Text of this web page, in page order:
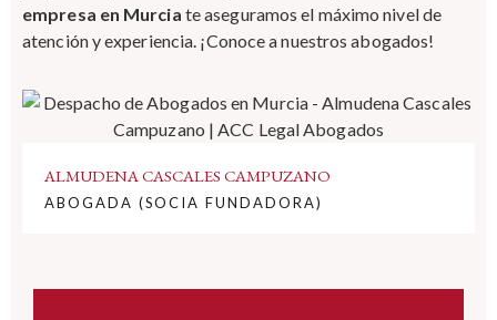
empresa en Murcia te aseguramos el máximo nivel de
atención y experiencia. ¡Conoce a nuestros abogados!
ALMUDENA CASCALES CAMPUZANO
ABOGADA (SOCIA FUNDADORA)